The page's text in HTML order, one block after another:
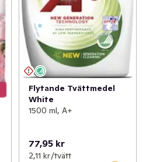
Flytande Tvättmedel
White
1500 ml, A+
77,95 kr
2,11 kr /tvätt